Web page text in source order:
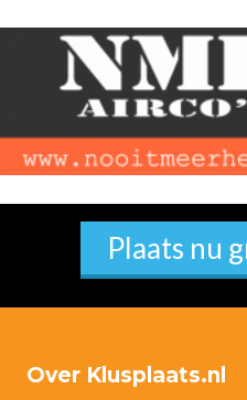
Plaats nu
Over Klusplaats.nl